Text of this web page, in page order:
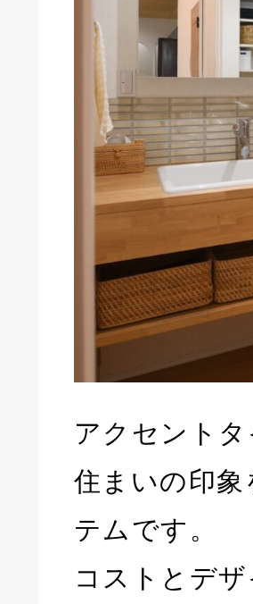
アクセント
住まいの印
テムです。
コストとデ